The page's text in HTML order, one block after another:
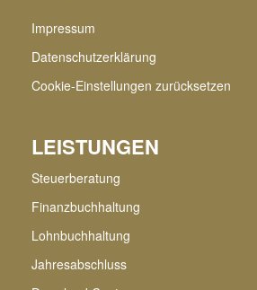
Impressum
Datenschutzerklärung
Cookie-Einstellungen zurücksetzen
LEISTUNGEN
Steuerberatung
Finanzbuchhaltung
Lohnbuchhaltung
Jahresabschluss